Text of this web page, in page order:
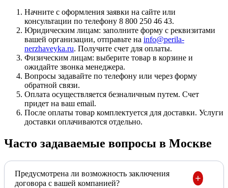
Начните с оформления заявки на сайте или
консультации по телефону 8 800 250 46 43.
Юридическим лицам: заполните форму с реквизитами
вашей организации, отправьте на info@perila-
nerzhaveyka.ru. Получите счет для оплаты.
Физическим лицам: выберите товар в корзине и
ожидайте звонка менеджера.
Вопросы задавайте по телефону или через форму
обратной связи.
Оплата осуществляется безналичным путем. Счет
придет на ваш email.
После оплаты товар комплектуется для доставки. Услуги
доставки оплачиваются отдельно.
Часто задаваемые вопросы в Москве
Предусмотрена ли возможность заключения
договора с вашей компанией?